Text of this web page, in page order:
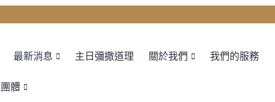
最新消息 主日彌撒道理 關於我們 我們的服務
體